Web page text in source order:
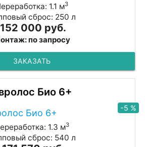
1.1 м3
сброс: 250 л
152 000 руб.
по запросу
ЗАКАЗАТЬ
Био 6+
-5 %
1.3 м3
сброс: 540 л